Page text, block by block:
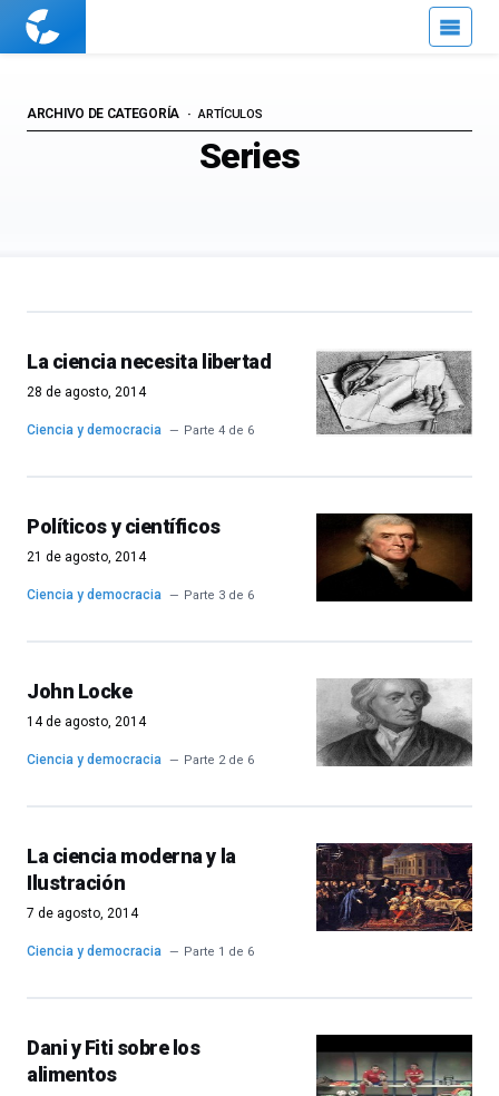
Cuaderno
Series
ARCHIVO DE CATEGORÍA ARTÍCULOS
La ciencia necesita libertad
28 de agosto, 2014
Ciencia y democracia Parte 4 de 6
Políticos y científicos
21 de agosto, 2014
Ciencia y democracia Parte 3 de 6
John Locke
14 de agosto, 2014
Ciencia y democracia Parte 2 de 6
La ciencia moderna y la
Ilustración
7 de agosto, 2014
Ciencia y democracia Parte 1 de 6
Dani y Fiti sobre los
alimentos